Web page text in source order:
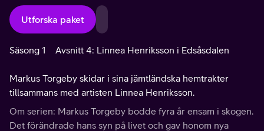
Utforska paket
Säsong 1 Avsnitt 4: Linnea Henriksson i Edsåsdalen
Markus Torgeby skidar i sina jämtländska hemtrakter
tillsammans med artisten Linnea Henriksson.
Om serien: Markus Torgeby bodde fyra år ensam i skogen.
Det förändrade hans syn på livet och gav honom nya